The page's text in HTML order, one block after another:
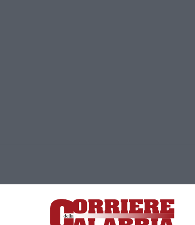
Lamezia Terme (CZ)
responsabile Paola Militano |Privacy